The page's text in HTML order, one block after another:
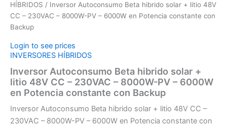
HÍBRIDOS / Inversor Autoconsumo Beta hibrido solar + litio 48V
CC – 230VAC – 8000W-PV – 6000W en Potencia constante con
Backup
Login to see prices
INVERSORES HÍBRIDOS
Inversor Autoconsumo Beta hibrido solar +
litio 48V CC – 230VAC – 8000W-PV – 6000W
en Potencia constante con Backup
Inversor Autoconsumo Beta hibrido solar + litio 48V CC –
230VAC – 8000W-PV – 6000W en Potencia constante con